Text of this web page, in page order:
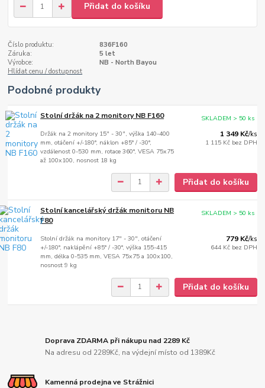
Přidat do košíku
Číslo produktu:
836F160
Záruka:
5 let
Výrobce:
NB - North Bayou
Hlídat cenu / dostupnost
Podobné produkty
Stolní držák na 2 monitory NB F160
Držák na 2 monitory 15" - 30", výška 140-400
mm, otáčení +/-180°, náklon +85° / -30°,
vzdálenost 0-530 mm, rotace 360°, VESA 75x75
až 100x100, nosnost 18 kg
1 349 Kč/ks
1 115 Kč bez DPH
SKLADEM > 50 ks
Přidat do košíku
Stolní kancelářský držák monitoru NB
F80
Stolní držák na monitory 17" - 30", otáčení
+/-180°, naklápění +85° / -30°, výška 155-415
mm, délka 0-535 mm, VESA 75x75 a 100x100,
nosnost 9 kg
779 Kč/ks
644 Kč bez DPH
SKLADEM > 50 ks
Přidat do košíku
Doprava ZDARMA při nákupu nad 2289 Kč
Na adresu od 2289Kč, na výdejní místo od 1389Kč
Kamenná prodejna ve Strážnici